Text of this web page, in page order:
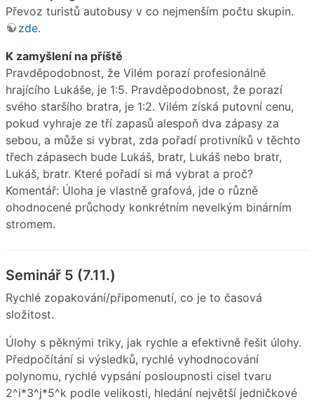
Převoz turistů autobusy v co nejmenším počtu skupin.
zde.
K zamyšlení na příště
Pravděpodobnost, že Vilém porazí profesionálně
hrajícího Lukáše, je 1:5. Pravděpodobnost, že porazí
svého staršího bratra, je 1:2. Vilém získá putovní cenu,
pokud vyhraje ze tří zapasů alespoň dva zápasy za
sebou, a může si vybrat, zda pořadí protivníků v těchto
třech zápasech bude Lukáš, bratr, Lukáš nebo bratr,
Lukáš, bratr. Které pořadí si má vybrat a proč?
Komentář: Úloha je vlastně grafová, jde o různě
ohodnocené průchody konkrétním nevelkým binárním
stromem.
Seminář 5 (7.11.)
Rychlé zopakování/připomenutí, co je to časová
složitost.
Úlohy s pěknými triky, jak rychle a efektivně řešit úlohy.
Předpočítání si výsledků, rychlé vyhodnocování
polynomu, rychlé vypsání posloupnosti cisel tvaru
2^i*3^j*5^k podle velikosti, hledání největší jedničkové